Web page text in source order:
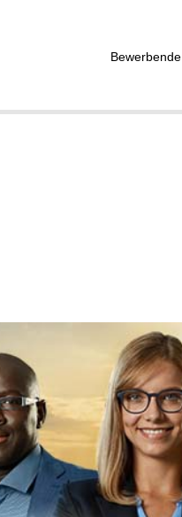
Bewerbende